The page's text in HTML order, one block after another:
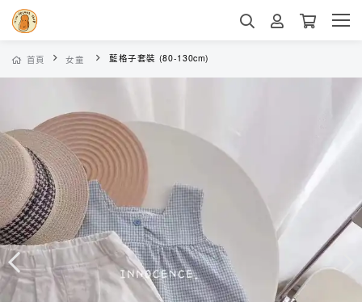
首頁 女童 藍格子套裝 (80-130cm)